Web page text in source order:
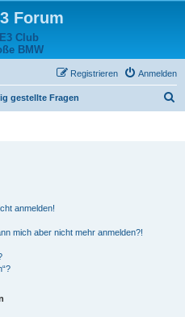
Forum
Club
BMW
Anmelden
Registrieren
gestellte Fragen
anmelden!
mich aber nicht mehr anmelden?!